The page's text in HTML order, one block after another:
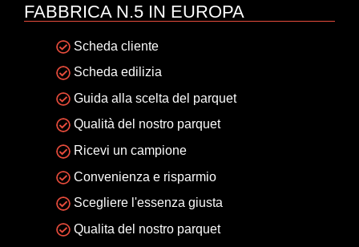
FABBRICA N.5 IN EUROPA
Scheda cliente
Scheda edilizia
Guida alla scelta del parquet
Qualità del nostro parquet
Ricevi un campione
Convenienza e risparmio
Scegliere l'essenza giusta
Qualita del nostro parquet